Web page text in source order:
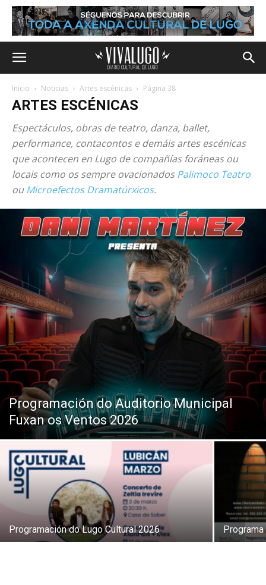
Inicio Noticias Artes escénicas Página 38
ARTES ESCÉNICAS
Espectáculos, obras de teatro, danza, ballet,
performance, contacontos e demáis artes escénicas
que acontecen en Lugo de compañías foráneas ou
locais como os sempre ovacionadosPalimoco Teatro
ouMicroefectos Dramatúrxicos.
Programación do Auditorio Municipal
Fuxan os Ventos 2026
Programación do Lugo Cultural 2026